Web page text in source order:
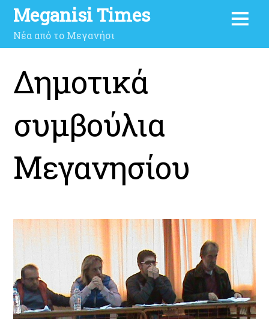
Meganisi Times
Νέα από το Μεγανήσι
Δημοτικά
συμβούλια
Μεγανησίου